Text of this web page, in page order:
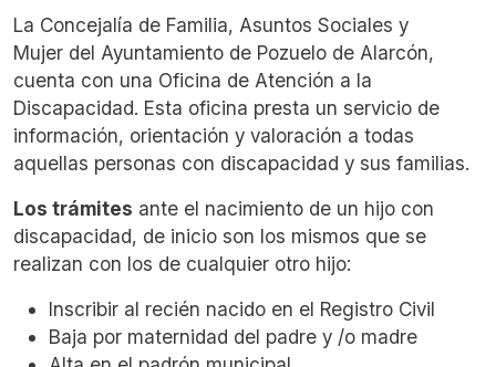
La Concejalía de Familia, Asuntos Sociales y
Mujer del Ayuntamiento de Pozuelo de Alarcón,
cuenta con una Oficina de Atención a la
Discapacidad. Esta oficina presta un servicio de
información, orientación y valoración a todas
aquellas personas con discapacidad y sus familias.
Los trámites ante el nacimiento de un hijo con
discapacidad, de inicio son los mismos que se
realizan con los de cualquier otro hijo:
Inscribir al recién nacido en el Registro Civil
Baja por maternidad del padre y /o madre